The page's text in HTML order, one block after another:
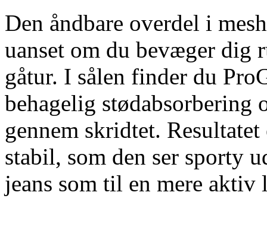
Den åndbare overdel i
uanset om du bevæger dig
gåtur. I sålen finder du
behagelig
gennem skridtet.
stabil, som den ser sporty
jeans som til en mere aktiv